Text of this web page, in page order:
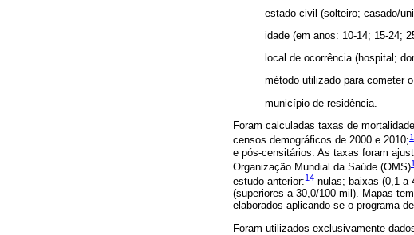
estado civil (solteiro; casado/
idade (em anos: 10-14; 15-24;
local de ocorrência (hospital;
método utilizado para cometer
município de residência.
Foram calculadas taxas de
censos demográficos de 2000 e 2010;
e pós-censitários. As taxas foram
Organização Mundial da Saúde (OMS)
estudo anterior:14 nulas; baixas (0,1 a
(superiores a 30,0/100 mil). Mapas
elaborados aplicando-se o programa
Foram utilizados exclusivamente